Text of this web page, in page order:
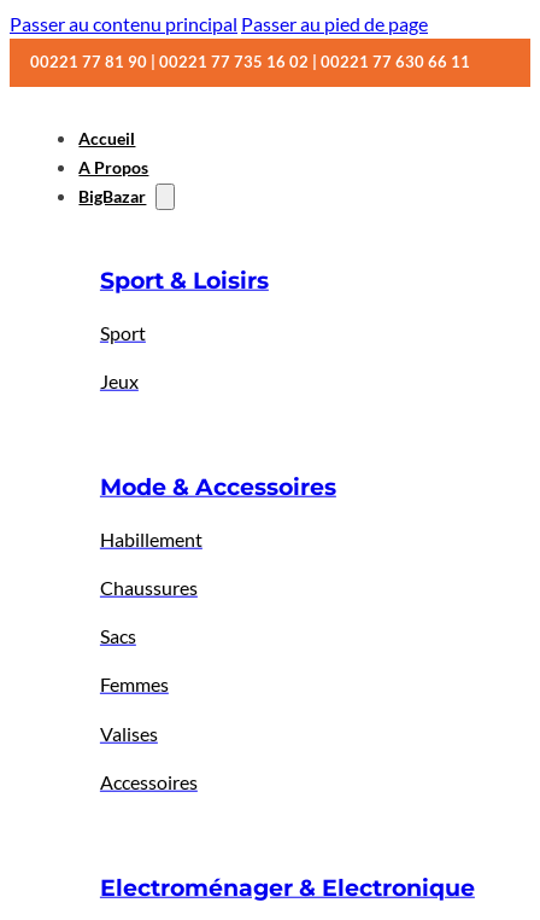
Passer au contenu principal Passer au pied de page
00221 77 81 90 | 00221 77 735 16 02 | 00221 77 630 66 11
Accueil
A Propos
BigBazar
Sport & Loisirs
Sport
Jeux
Mode & Accessoires
Habillement
Chaussures
Sacs
Femmes
Valises
Accessoires
Electroménager & Electronique